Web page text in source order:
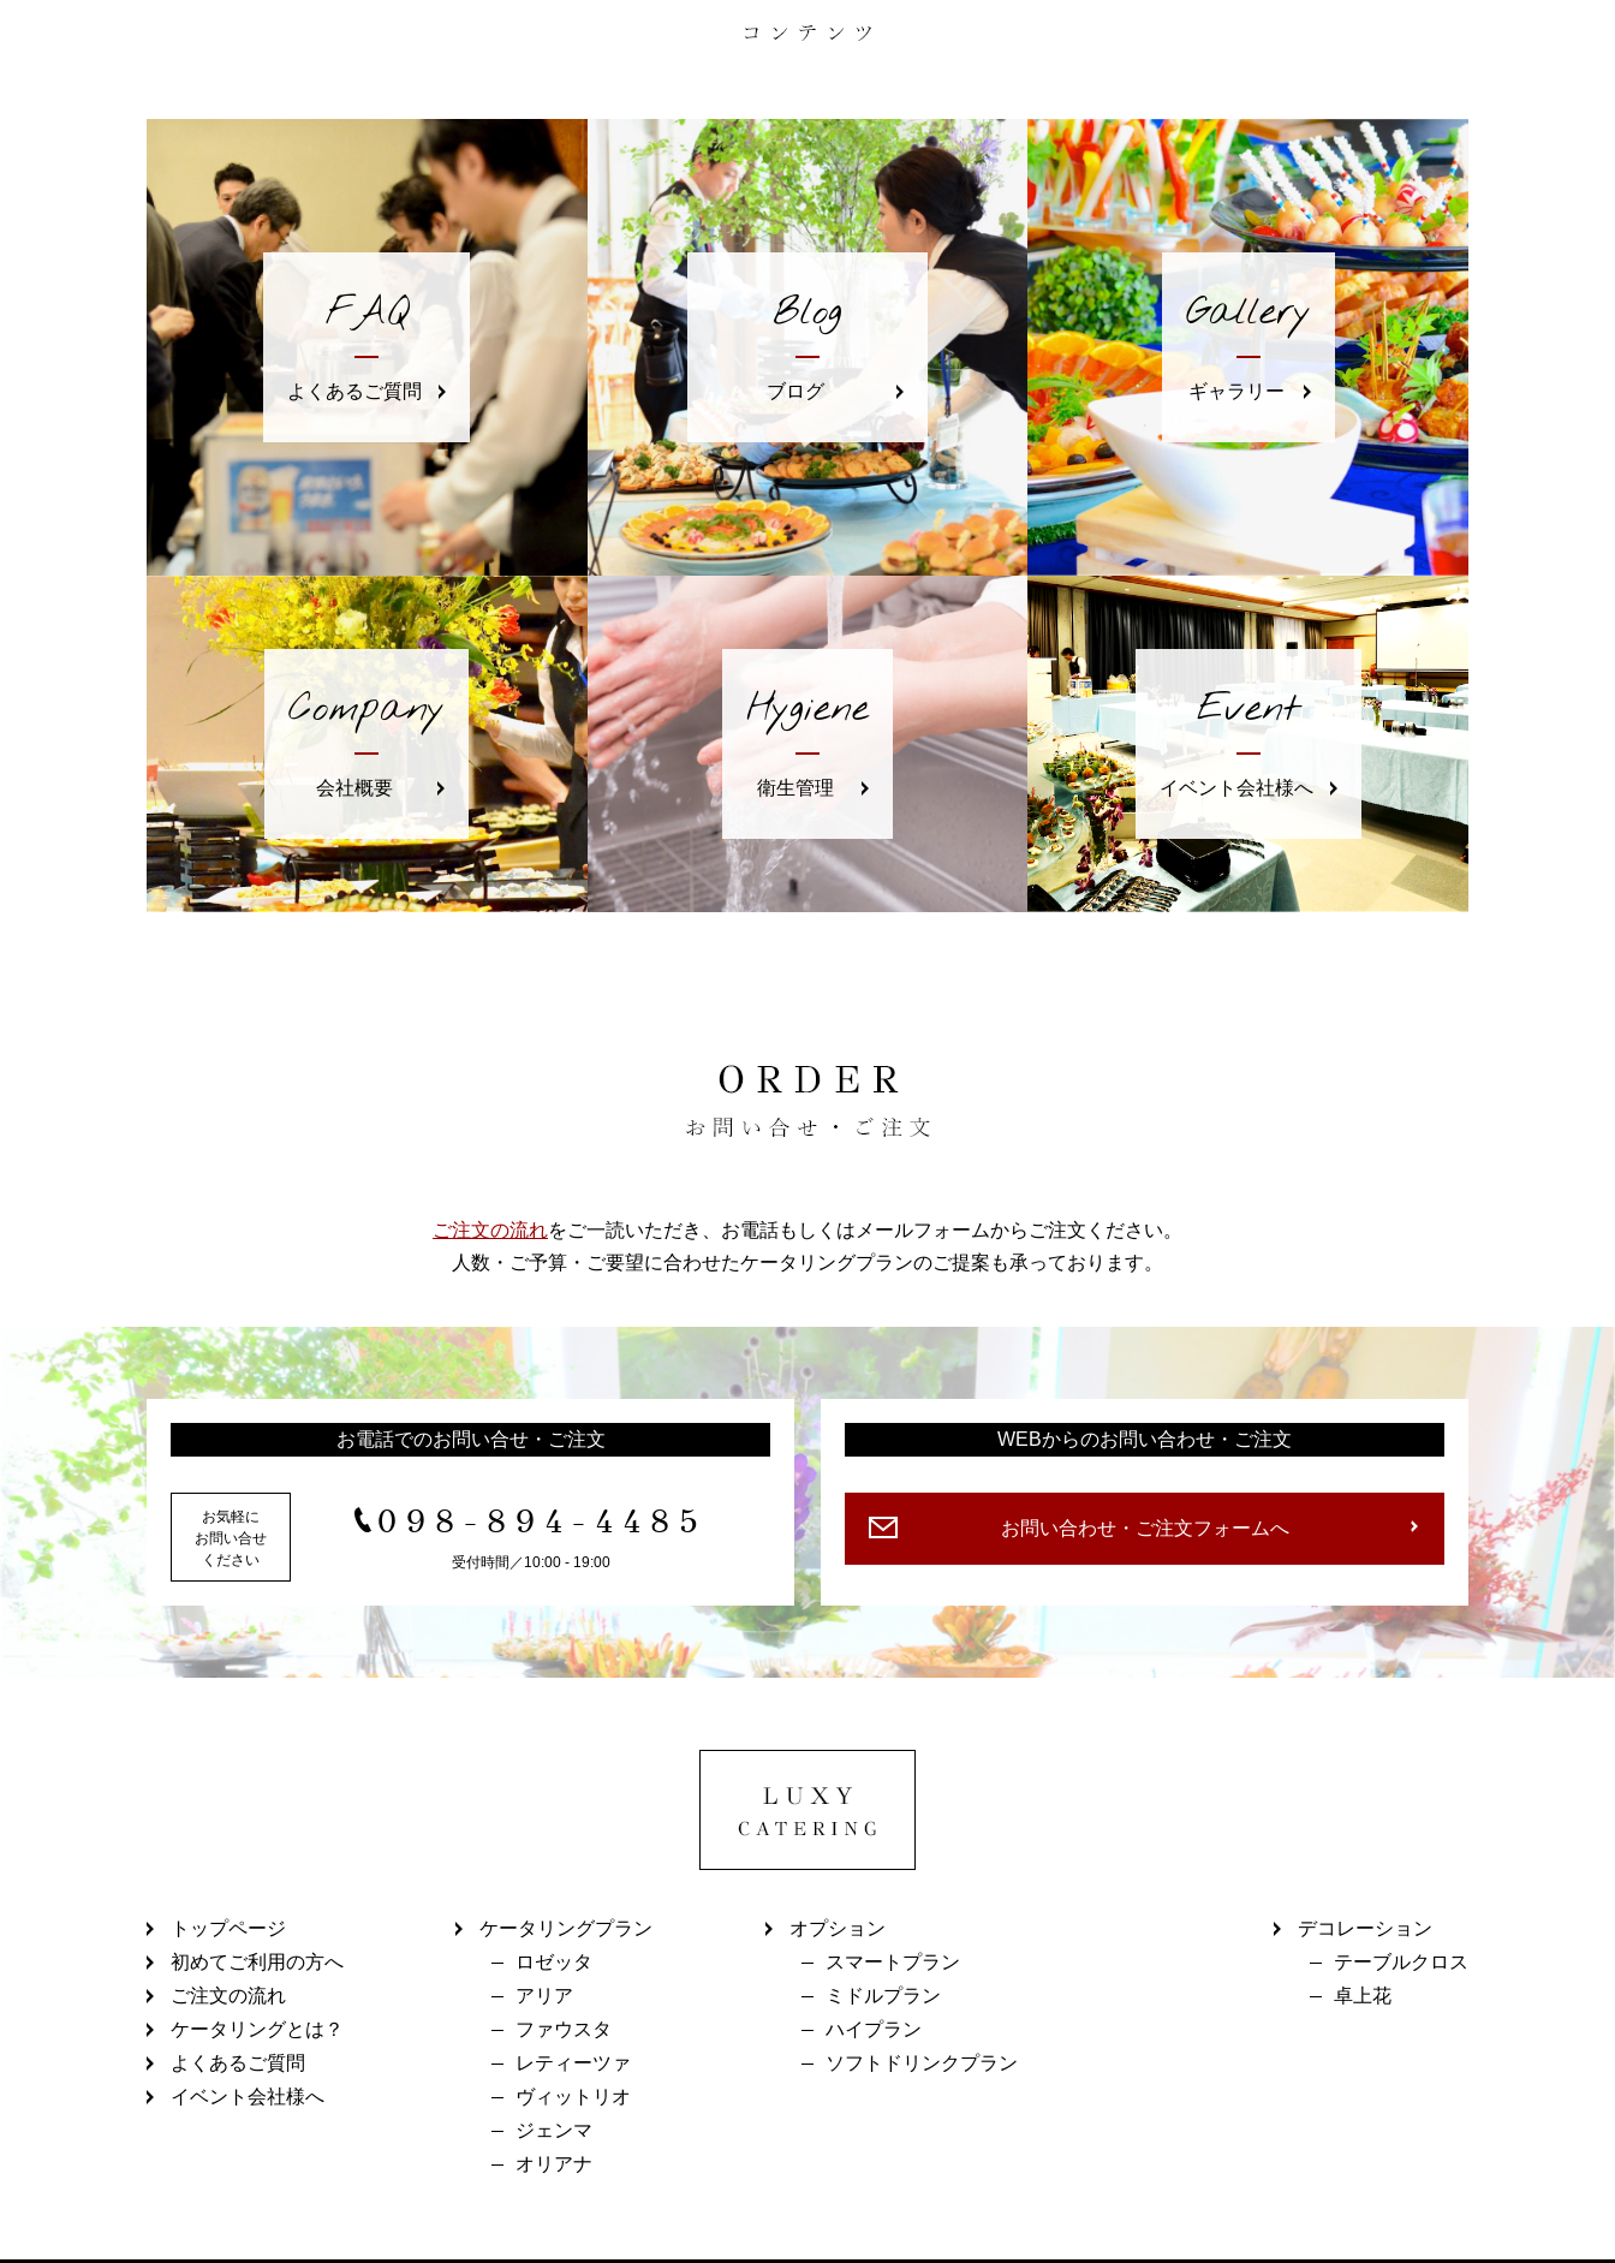
FAQ
よくあるご質問
Blog
ブログ
Gallery
ギャラリー
Company
会社概要
Hygiene
衛生管理
Event
イベント会社様へ
ご注文の流れをご一読いただき、お電話もしくはメールフォームからご注文ください。
人数・ご予算・ご要望に合わせたケータリングプランのご提案も承っております。
お電話でのお問い合せ・ご注文
お気軽に
お問い合せ
ください
098-894-4485
受付時間／10:00 - 19:00
WEBからのお問い合わせ・ご注文
お問い合わせ・ご注文フォームへ
トップページ
初めてご利用の方へ
ご注文の流れ
ケータリングとは？
よくあるご質問
イベント会社様へ
ケータリングプラン
ロゼッタ
アリア
ファウスタ
レティーツァ
ヴィットリオ
ジェンマ
オリアナ
オプション
スマートプラン
ミドルプラン
ハイプラン
ソフトドリンクプラン
デコレーション
テーブルクロス
卓上花